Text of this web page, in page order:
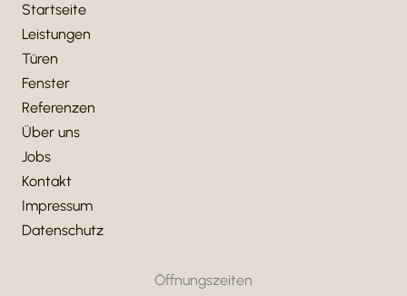
Startseite
Leistungen
Türen
Fenster
Referenzen
Über uns
Jobs
Kontakt
Impressum
Datenschutz
Öffnungszeiten